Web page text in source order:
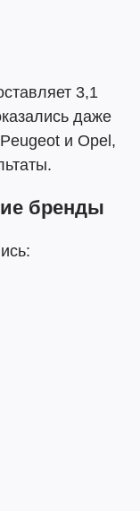
3,1
даже
и Opel,
бренды